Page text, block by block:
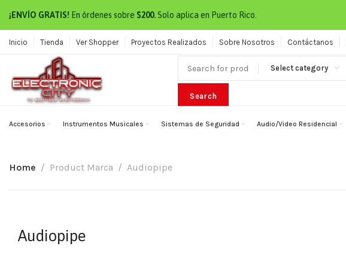
¡ENVÍO GRATIS! En órdenes sobre $200. Solo aplica en Puerto Rico.
Inicio Tienda Ver Shopper Proyectos Realizados Sobre Nosotros Contáctanos
Select category
Search
Accesorios Instrumentos Musicales Sistemas de Seguridad Audio/Video Residencial
Home Product Marca Audiopipe
Audiopipe